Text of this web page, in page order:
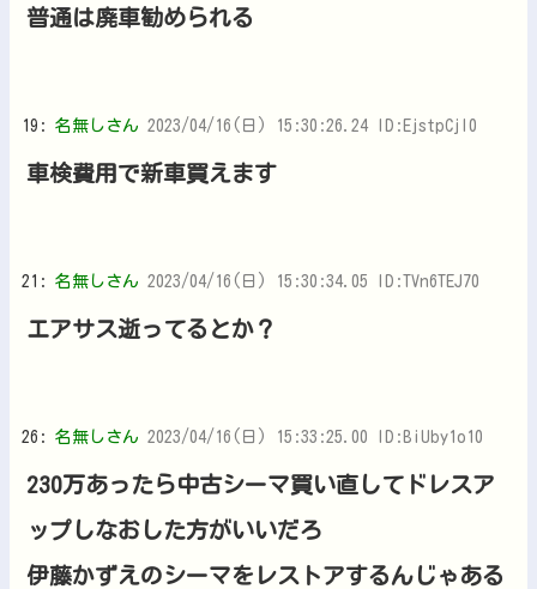
普通は廃車勧められる
19: 名無しさん 2023/04/16(日) 15:30:26.24 ID:EjstpCjl0
車検費用で新車買えます
21: 名無しさん 2023/04/16(日) 15:30:34.05 ID:TVn6TEJ70
エアサス逝ってるとか？
26: 名無しさん 2023/04/16(日) 15:33:25.00 ID:BiUby1o10
230万あったら中古シーマ買い直してドレスア
ップしなおした方がいいだろ
伊藤かずえのシーマをレストアするんじゃある